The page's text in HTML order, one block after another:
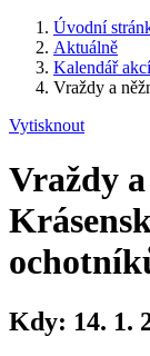
Úvodní
Aktuálně
Kalendář akcí
Vraždy a
Vytisknout
Vraždy
Kdy: 14. 1.